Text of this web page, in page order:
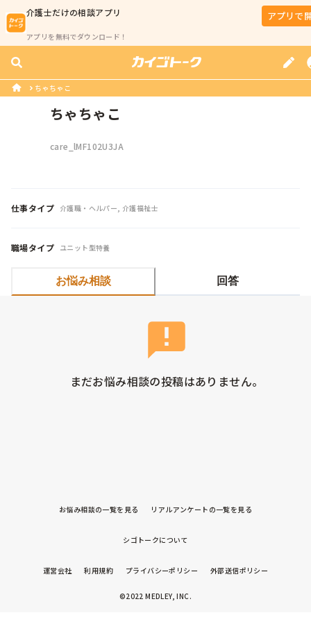
介護士だけの相談アプリ
アプリを無料でダウンロード！
アプリで
ちゃちゃこ
ちゃちゃこ
care_lMF102U3JA
仕事タイプ 介護職・ヘルパー, 介護福祉士
職場タイプ ユニット型特養
お悩み相談 回答
まだお悩み相談の投稿はありません。
お悩み相談の一覧を見る リアルアンケートの一覧を見る
シゴトークについて
運営会社 利用規約 プライバシーポリシー 外部送信ポリシー
©2022 MEDLEY, INC.